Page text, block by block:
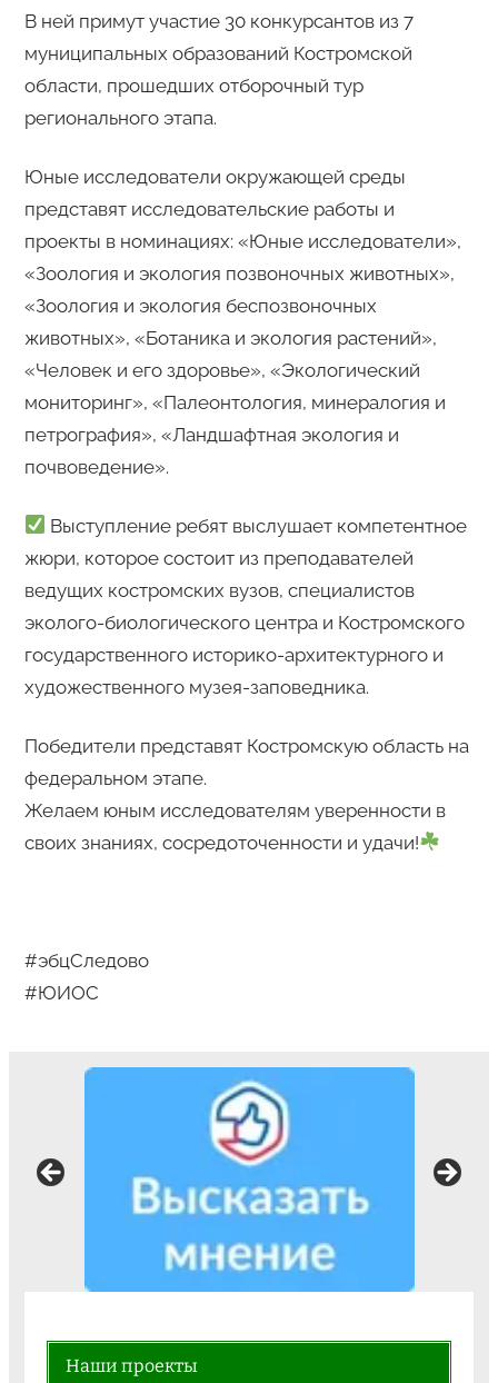
В ней примут участие 30 конкурсантов из 7
муниципальных образований Костромской
области, прошедших отборочный тур
регионального этапа.
Юные исследователи окружающей среды
представят исследовательские работы и
проекты в номинациях: «Юные исследователи»,
«Зоология и экология позвоночных животных»,
«Зоология и экология беспозвоночных
животных», «Ботаника и экология растений»,
«Человек и его здоровье», «Экологический
мониторинг», «Палеонтология, минералогия и
петрография», «Ландшафтная экология и
почвоведение».
Выступление ребят выслушает компетентное
жюри, которое состоит из преподавателей
ведущих костромских вузов, специалистов
эколого-биологического центра и Костромского
государственного историко-архитектурного и
художественного музея-заповедника.
Победители представят Костромскую область на
федеральном этапе.
Желаем юным исследователям уверенности в
своих знаниях, сосредоточенности и удачи!
#эбцСледово
#ЮИОС
Наши проекты